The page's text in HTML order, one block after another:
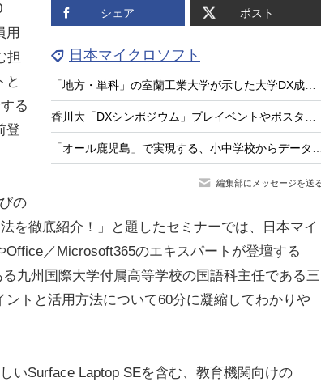
シェア ポスト
日本マイクロソフト
「地方・単科」の室蘭工業大学が示した大学DX成功の処方箋
香川大「DXシンポジウム」プレイベントやポスターセッションも
「オール鹿児島」で実現する、小中学校からデータでつなぐ次世代校務DXの挑戦
編集部にメッセージを送
用
担
と
る
登
の
を徹底紹介！」と題したセミナーでは、日本マイ
／Microsoft365のエキスパートが登壇する
九州国際大学付属高等学校の国語科主任である三
トと活用方法について60分に凝縮してわかりや
いSurface Laptop SEを含む、教育機関向けの